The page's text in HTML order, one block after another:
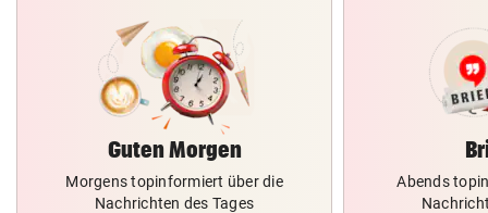
Guten Morgen
Morgens topinformiert über die
Nachrichten des Tages
Abends